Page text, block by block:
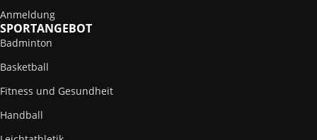
Anmeldung
SPORTANGEBOT
Badminton
Basketball
Fitness und Gesundheit
Handball